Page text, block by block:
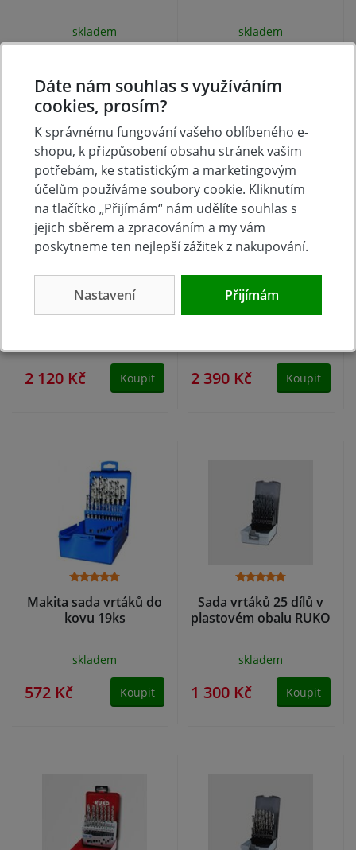
skladem skladem
Sada vrtáků do kovu
HSS-G CO 25dílů
Terrax
2 120 Kč Koupit
Sada vrtáků do kovu
HSS-R 170dílů Terrax
2 390 Kč Koupit
Makita sada vrtáků do
kovu 19ks
skladem
572 Kč Koupit
Sada vrtáků 25 dílů v
plastovém obalu RUKO
skladem
1 300 Kč Koupit
Dáte nám souhlas s využíváním
cookies, prosím?
K správnému fungování vašeho oblíbeného e-
shopu, k přizpůsobení obsahu stránek vašim
potřebám, ke statistickým a marketingovým
účelům používáme soubory cookie. Kliknutím
na tlačítko „Přijímám“ nám udělíte souhlas s
jejich sběrem a zpracováním a my vám
poskytneme ten nejlepší zážitek z nakupování.
Nastavení Přijímám